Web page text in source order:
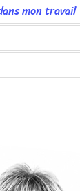
mon travail